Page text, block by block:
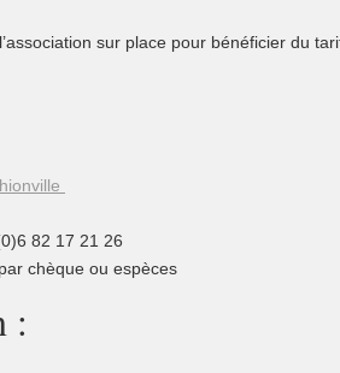
sur place pour bénéficier du
82 17 21 26
chèque ou espèces
: